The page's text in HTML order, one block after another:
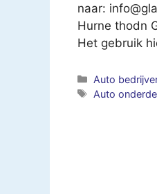
naar:
Hurne thodn
Het gebruik
Categorieën
Auto
Tags
Auto